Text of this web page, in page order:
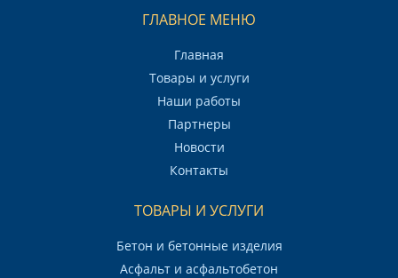
ГЛАВНОЕ МЕНЮ
Главная
Товары и услуги
Наши работы
Партнеры
Новости
Контакты
ТОВАРЫ И УСЛУГИ
Бетон и бетонные изделия
Асфальт и асфальтобетон